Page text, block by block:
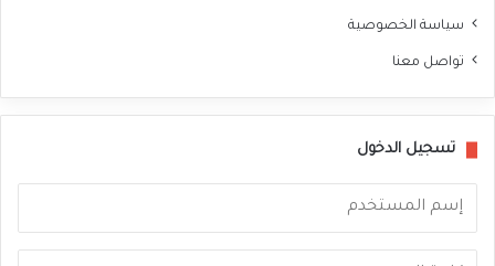
سياسة الخصوصية
تواصل معنا
تسجيل الدخول